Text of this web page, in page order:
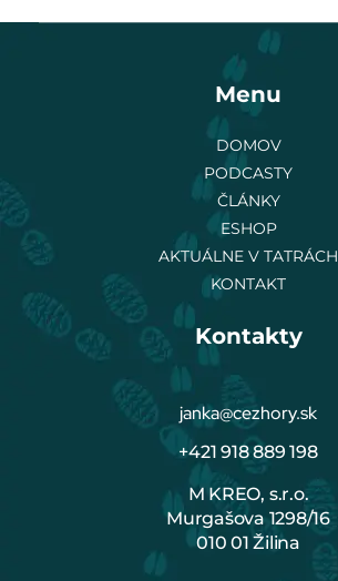
Menu
DOMOV
PODCASTY
ČLÁNKY
ESHOP
AKTUÁLNE V TATRÁCH
KONTAKT
Kontakty
janka@cezhory.sk
+421 918 889 198
M KREO, s.r.o.
Murgašova 1298/16
010 01 Žilina